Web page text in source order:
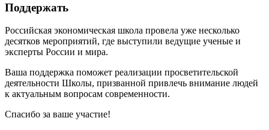
Поддержать
Российская экономическая школа провела уже несколько
десятков мероприятий, где выступили ведущие ученые и
эксперты России и мира.
Ваша поддержка поможет реализации просветительской
деятельности Школы, призванной привлечь внимание людей
к актуальным вопросам современности.
Спасибо за ваше участие!